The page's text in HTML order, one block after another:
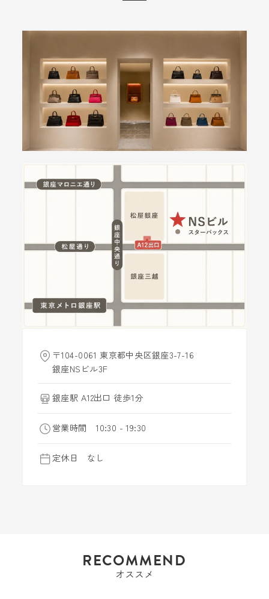
〒104-0061 東京都中央区銀座3-7-16
銀座NSビル3F
銀座駅 A12出口 徒歩1分
営業時間 10:30 - 19:30
定休日 なし
RECOMMEND
オススメ